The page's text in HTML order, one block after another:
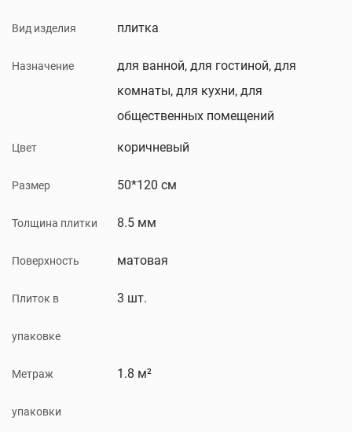
Вид изделия плитка
Назначение
для ванной, для гостиной, для
комнаты, для кухни, для
общественных помещений
Цвет коричневый
Размер 50*120 см
Толщина плитки 8.5 мм
Поверхность матовая
Плиток в
упаковке
3 шт.
Метраж
упаковки
1.8 м²